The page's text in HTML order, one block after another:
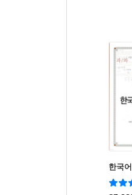
한국